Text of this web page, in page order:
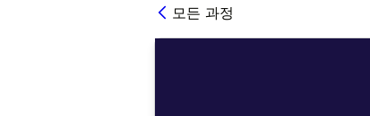
모든 과정